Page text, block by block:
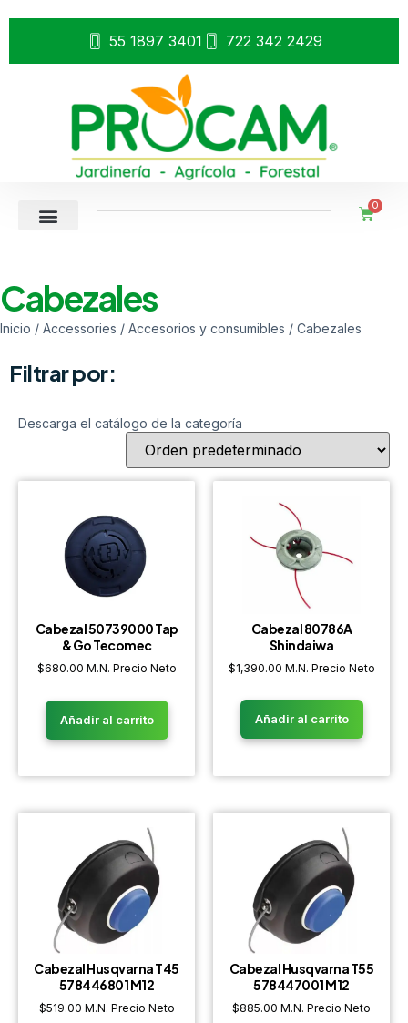
55 1897 3401 722 342 2429
0
Cabezales
Inicio / Accessories / Accesorios y consumibles / Cabezales
Filtrar por:
Descarga el catálogo de la categoría
Cabezal 50739000 Tap
& Go Tecomec
$680.00 M.N. Precio Neto
Añadir al carrito
Cabezal 80786A
Shindaiwa
$1,390.00 M.N. Precio Neto
Añadir al carrito
Cabezal Husqvarna T45
578446801 M12
$519.00 M.N. Precio Neto
Cabezal Husqvarna T55
578447001 M12
$885.00 M.N. Precio Neto